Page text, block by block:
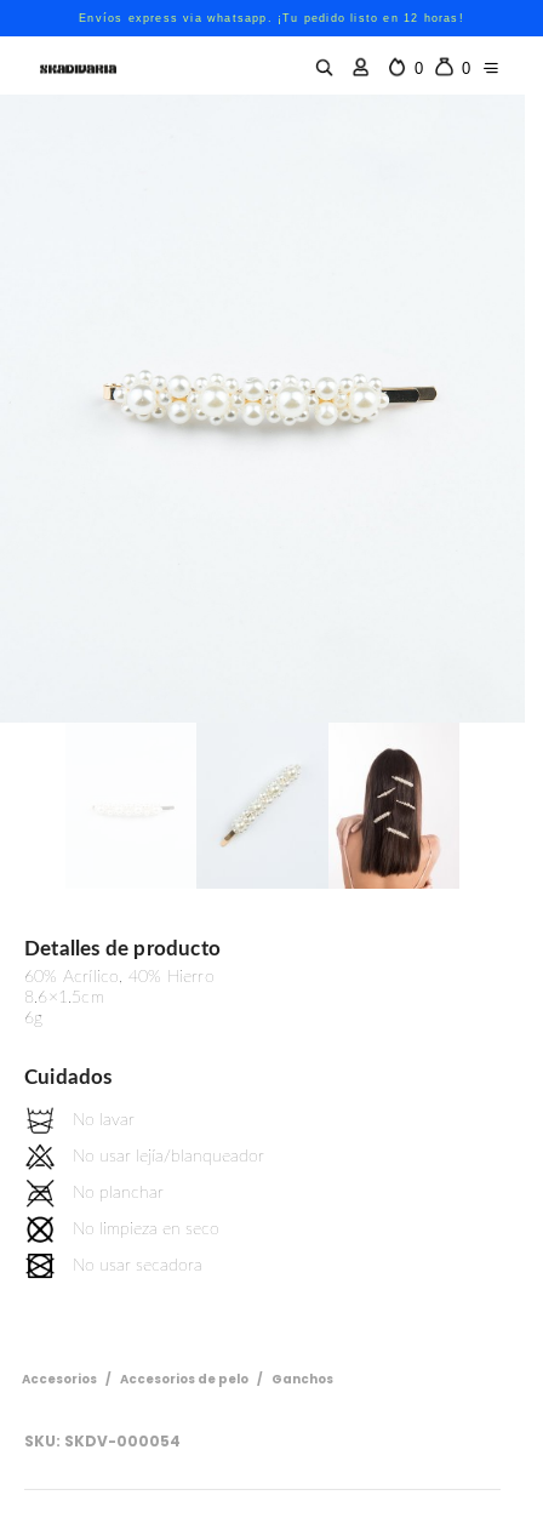
Envíos express via whatsapp. ¡Tu pedido listo en 12 horas!
0 0
Detalles de producto
60% Acrílico, 40% Hierro
8.6×1.5cm
6g
Cuidados
No lavar
No usar lejía/blanqueador
No planchar
No limpieza en seco
No usar secadora
Accesorios / Accesorios de pelo / Ganchos
SKU: SKDV-000054